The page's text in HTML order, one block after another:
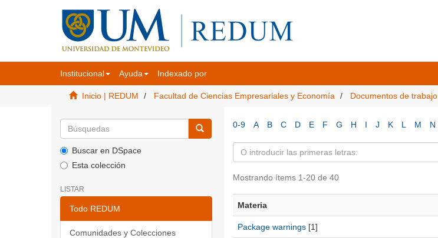
Institucional Ayuda Indexado por
Inicio | REDUM Facultad de Ciencias Empresariales y Economía Documentos de trabajo
Buscar en DSpace
Esta colección
LISTAR
Todo REDUM
Comunidades y Colecciones
0-9 A B C D E F G H I J K L M N
Mostrando ítems 1-20 de 40
Materia
Package warnings[1]